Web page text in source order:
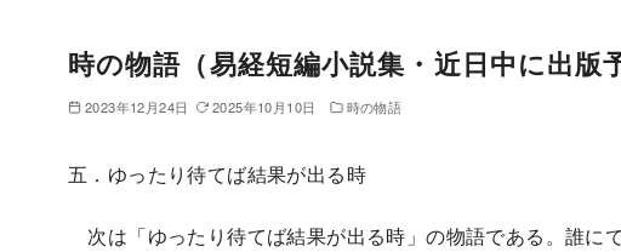
時の物語（易経短編小説集・近日中に出版
2023年12月24日 2025年10月10日 時の物語
五．ゆったり待てば結果が出る時
次は「ゆったり待てば結果が出る時」の物語である。誰に